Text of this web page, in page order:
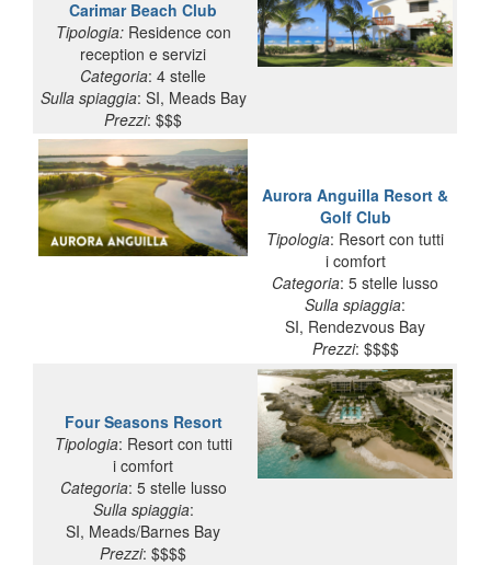
Carimar Beach Club
Tipologia: Residence con
reception e servizi
Categoria: 4 stelle
Sulla spiaggia: SI, Meads Bay
Prezzi: $$$
Aurora Anguilla Resort &
Golf Club
Tipologia: Resort con tutti
i comfort
Categoria: 5 stelle lusso
Sulla spiaggia:
SI, Rendezvous Bay
Prezzi: $$$$
Four Seasons Resort
Tipologia: Resort con tutti
i comfort
Categoria: 5 stelle lusso
Sulla spiaggia:
SI, Meads/Barnes Bay
Prezzi: $$$$